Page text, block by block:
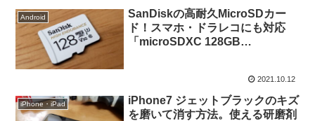
Android
SanDiskの高耐久MicroSDカー
ド！スマホ・ドラレコにも対応
「microSDXC 128GB
2021.10.12
iPhone・iPad
iPhone7 ジェットブラックのキズ
を磨いて消す方法。使える研磨剤